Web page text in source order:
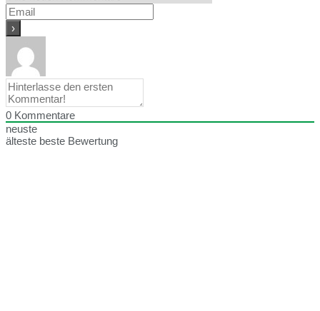
0 Kommentare
neuste
älteste beste Bewertung